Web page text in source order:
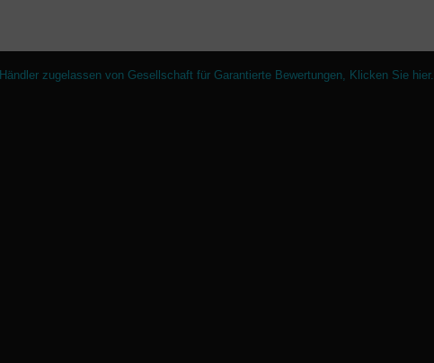
Händler zugelassen von Gesellschaft für Garantierte Bewertungen, Klicken Sie hier.